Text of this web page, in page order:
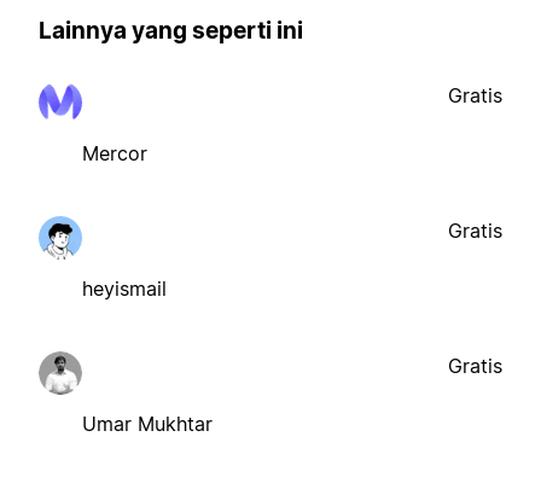
Lainnya yang seperti ini
Mercor
Gratis
heyismail
Gratis
Umar Mukhtar
Gratis